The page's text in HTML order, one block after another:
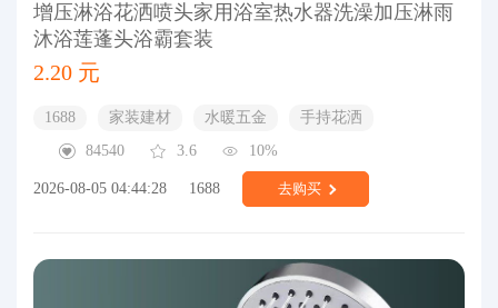
增压淋浴花洒喷头家用浴室热水器洗澡加压淋雨
沐浴莲蓬头浴霸套装
2.20 元
1688 家装建材 水暖五金
手持花洒
84540
3.6 10%
2026-08-05 04:44:28 1688 去购买